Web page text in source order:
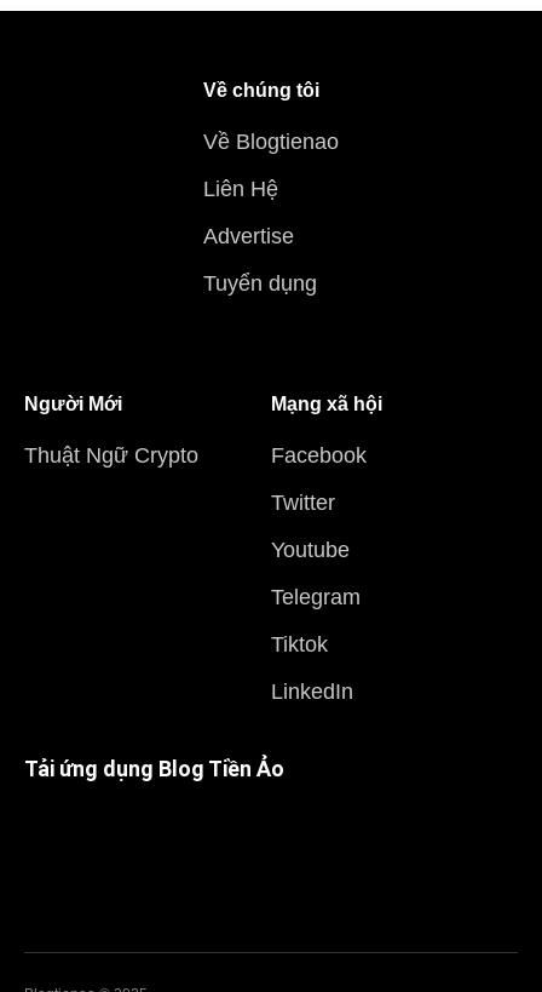
Về chúng tôi
Về Blogtienao
Liên Hệ
Advertise
Tuyển dụng
Người Mới
Thuật Ngữ Crypto
Mạng xã hội
Facebook
Twitter
Youtube
Telegram
Tiktok
LinkedIn
Tải ứng dụng Blog Tiền Ảo